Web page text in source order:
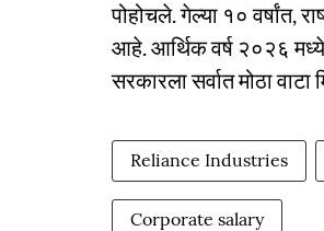
पोहोचले. गेल्या १० वर्षांत,
आहे. आर्थिक वर्ष २०२६ मध्ये
सरकारला सर्वात मोठा
Reliance Industries
Corporate salary